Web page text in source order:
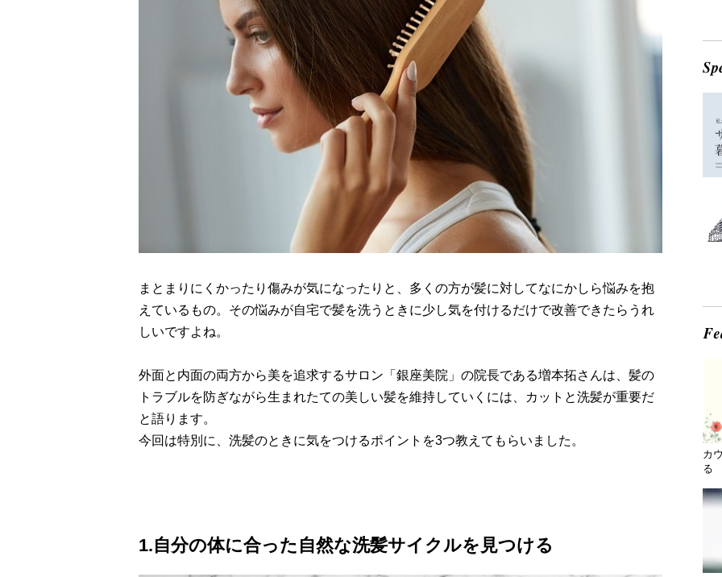
まとまりにくかったり傷みが気になったりと、多くの方が髪に対してなにかしら悩みを抱
えているもの。その悩みが自宅で髪を洗うときに少し気を付けるだけで改善できたらうれ
しいですよね。
外面と内面の両方から美を追求するサロン「銀座美院」の院長である増本拓さんは、髪の
トラブルを防ぎながら生まれたての美しい髪を維持していくには、カットと洗髪が重要だ
と語ります。
今回は特別に、洗髪のときに気をつけるポイントを3つ教えてもらいました。
1.自分の体に合った自然な洗髪サイクルを見つける
カ
る